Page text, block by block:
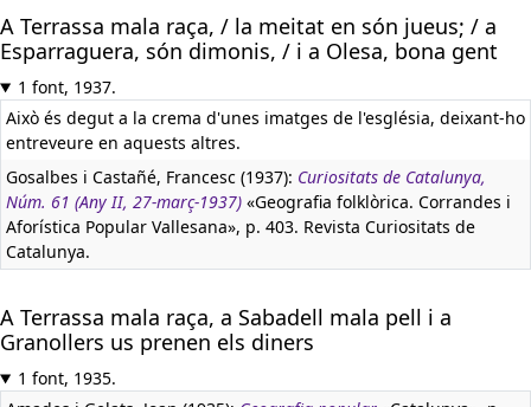
A Terrassa mala raça, / la meitat en són jueus; / a
Esparraguera, són dimonis, / i a Olesa, bona gent
1 font, 1937.
Això és degut a la crema d'unes imatges de l'església, deixant-ho
entreveure en aquests altres.
Gosalbes i Castañé, Francesc (1937): Curiositats de Catalunya,
Núm. 61 (Any II, 27-març-1937) «Geografia folklòrica. Corrandes i
Aforística Popular Vallesana», p. 403. Revista Curiositats de
Catalunya.
A Terrassa mala raça, a Sabadell mala pell i a
Granollers us prenen els diners
1 font, 1935.